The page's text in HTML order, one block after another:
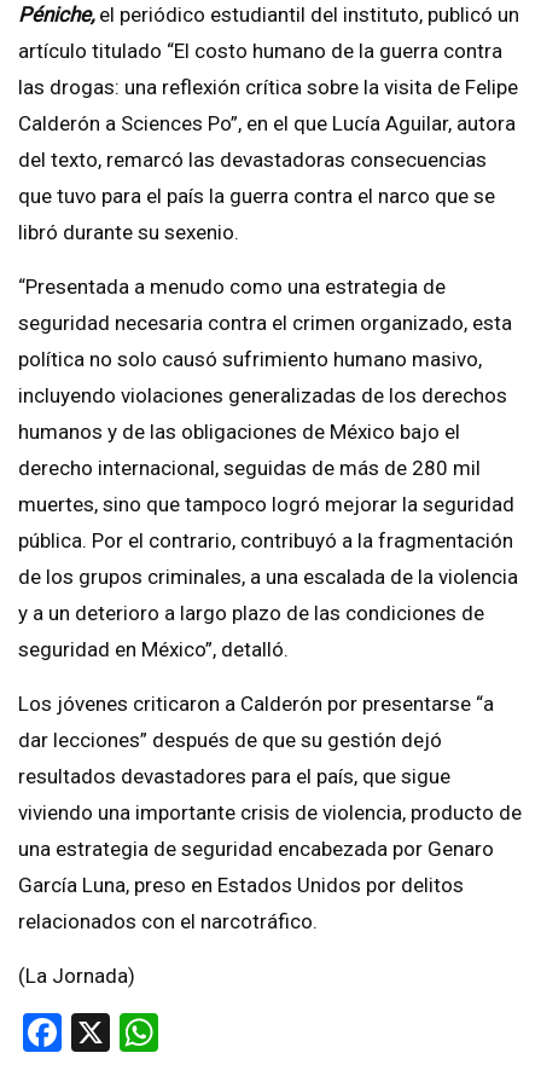
Péniche, el periódico estudiantil del instituto, publicó un
artículo titulado “El costo humano de la guerra contra
las drogas: una reflexión crítica sobre la visita de Felipe
Calderón a Sciences Po”, en el que Lucía Aguilar, autora
del texto, remarcó las devastadoras consecuencias
que tuvo para el país la guerra contra el narco que se
libró durante su sexenio.
“Presentada a menudo como una estrategia de
seguridad necesaria contra el crimen organizado, esta
política no solo causó sufrimiento humano masivo,
incluyendo violaciones generalizadas de los derechos
humanos y de las obligaciones de México bajo el
derecho internacional, seguidas de más de 280 mil
muertes, sino que tampoco logró mejorar la seguridad
pública. Por el contrario, contribuyó a la fragmentación
de los grupos criminales, a una escalada de la violencia
y a un deterioro a largo plazo de las condiciones de
seguridad en México”, detalló.
Los jóvenes criticaron a Calderón por presentarse “a
dar lecciones” después de que su gestión dejó
resultados devastadores para el país, que sigue
viviendo una importante crisis de violencia, producto de
una estrategia de seguridad encabezada por Genaro
García Luna, preso en Estados Unidos por delitos
relacionados con el narcotráfico.
(La Jornada)
Facebook
X